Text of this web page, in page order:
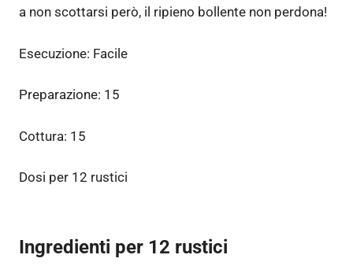
a non scottarsi però, il ripieno bollente non perdona!
Esecuzione: Facile
Preparazione: 15
Cottura: 15
Dosi per 12 rustici
Ingredienti per 12 rustici